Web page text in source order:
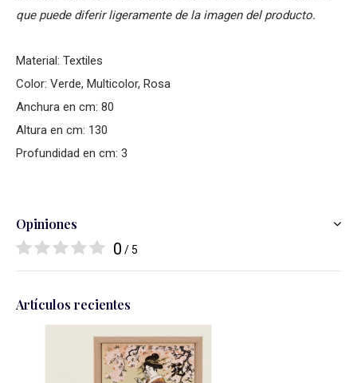
que puede diferir ligeramente de la imagen del producto.
Material: Textiles
Color: Verde, Multicolor, Rosa
Anchura en cm: 80
Altura en cm: 130
Profundidad en cm: 3
Opiniones
0 / 5
Artículos recientes